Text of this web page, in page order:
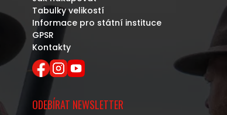
Tabulky velikostí
Informace pro státní instituce
GPSR
Kontakty
ODEBÍRAT NEWSLETTER